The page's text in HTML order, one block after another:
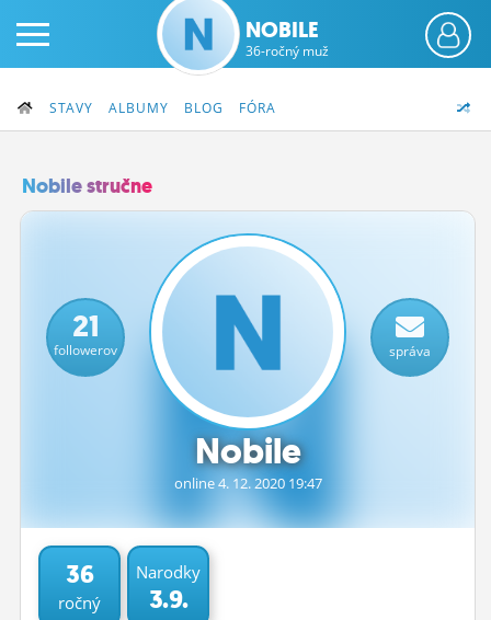
PRIHLÁS SA
ČINŽIAK
FÓRUM
STATUSY
ĽUDIA
MÔJ PROFIL
NASTAVENIA
NOBILE
36-ročný muž
STAVY ALBUMY BLOG FÓRA
Nobile stručne
Nobile
online 4. 12.2020 19:47
21
followerov správa
36
ročný
Narodky
3.9.